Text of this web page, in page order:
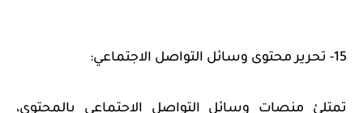
15- تحرير محتوى وسائل التواصل الاجتماعي:
تمتلئ منصات وسائل التواصل الاجتماعي بالمحتوى،